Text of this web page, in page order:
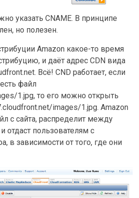
указать CNAME. В принципе
но полезен.
Amazon какое-то время
и даёт адрес CDN вида
Всё! CND работает, если
файл
1.jpg, то его можно открыть
images/1.jpg. Amazon
с сайта, распределит между
отдаст пользователям с
в зависимости от того, где они